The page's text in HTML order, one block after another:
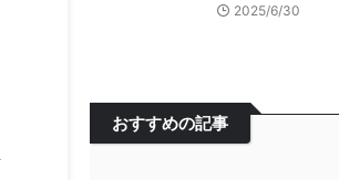
2025/6/30
おすすめの記事